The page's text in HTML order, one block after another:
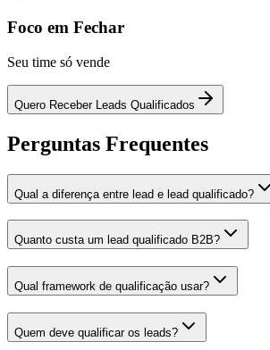
Foco em Fechar
Seu time só vende
Quero Receber Leads Qualificados
Perguntas Frequentes
Qual a diferença entre lead e lead qualificado?
Quanto custa um lead qualificado B2B?
Qual framework de qualificação usar?
Quem deve qualificar os leads?